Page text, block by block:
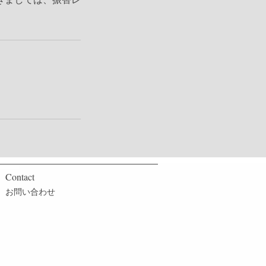
Contact
​お問い合わせ